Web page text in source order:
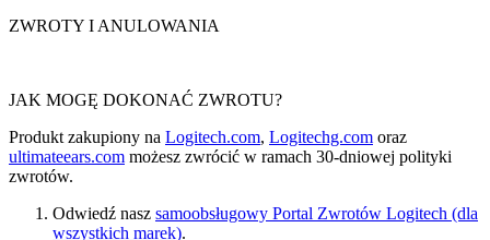
ZWROTY I ANULOWANIA
JAK MOGĘ DOKONAĆ ZWROTU?
Produkt zakupiony na Logitech.com, Logitechg.com oraz
ultimateears.com możesz zwrócić w ramach 30-dniowej polityki
zwrotów.
Odwiedź nasz samoobsługowy Portal Zwrotów Logitech (dla
wszystkich marek).